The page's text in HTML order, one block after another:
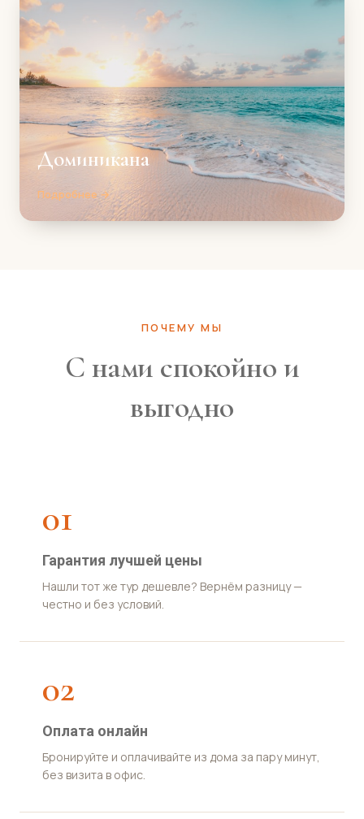
Доминикана
Подробнее →
ПОЧЕМУ МЫ
С нами спокойно и
выгодно
01
Гарантия лучшей цены
Нашли тот же тур дешевле? Вернём разницу —
честно и без условий.
02
Оплата онлайн
Бронируйте и оплачивайте из дома за пару минут,
без визита в офис.